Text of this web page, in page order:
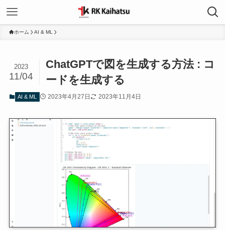
ホーム AI & ML
ChatGPTで図を生成する方法 : コ
ードを生成する
2023
11/04
AI & ML 2023年4月27日 2023年11月4日